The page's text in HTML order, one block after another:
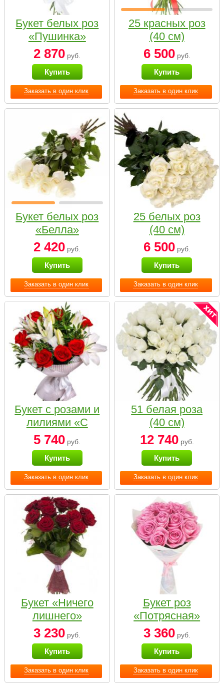
Заказать в один клик
Букет белых роз
«Пушинка»
2 870 руб.
Купить
Заказать в один клик
25 красных роз
(40 см)
6 500руб.
Купить
Заказать в один клик
Букет белых роз
«Белла»
2 420 руб.
Купить
Заказать в один клик
25 белых роз
(40 см)
6 500руб.
Купить
Заказать в один клик
Букет с розами и
лилиями «С
наилучшими
пожеланиями»
5 740 руб.
Купить
Заказать в один клик
51 белая роза
(40 см)
12 740руб.
Купить
Заказать в один клик
Букет «Ничего
лишнего»
3 230 руб.
Купить
Заказать в один клик
Букет роз
«Потрясная»
3 360руб.
Купить